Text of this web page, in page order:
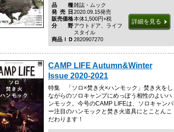
品種雑誌・ムック
発売日2020.09.15発売
販売価格本体1,500円+税
分野アウトドア、ライフ
スタイル
商品ＩＤ 2820907270
詳細を見る
CAMP LIFE Autumn&Winter
Issue 2020-2021
特集 「ソロ×焚き火×ハンモック」焚き火をし
ながらのソロキャンプにめっぽう相性のよいハ
ンモック。今号のCAMP LIFEは、ソロキャンパ
ー注目のハンモックと焚き火道具にとことんこ
だわります！